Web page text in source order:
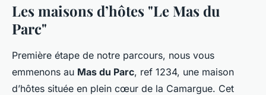
Les maisons d’hôtes "Le Mas du
Parc"
Première étape de notre parcours, nous vous
emmenons au Mas du Parc, ref 1234, une maison
d’hôtes située en plein cœur de la Camargue. Cet